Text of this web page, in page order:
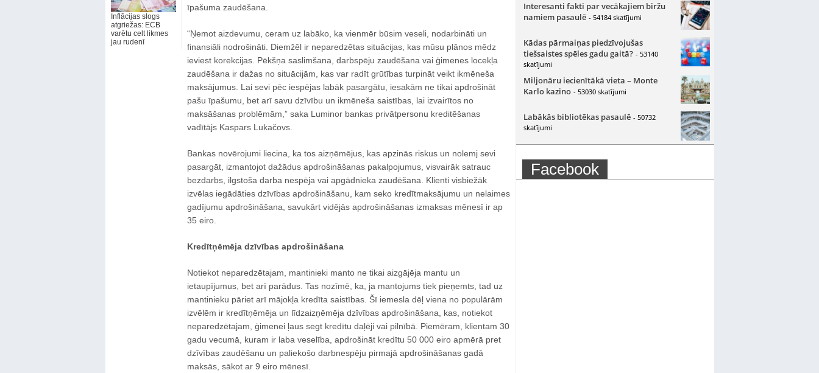
Inflācijas slogs
atgriežas: ECB
varētu celt likmes
jau rudenī
īpašuma zaudēšana.
“Ņemot aizdevumu, ceram uz labāko, ka vienmēr būsim veseli, nodarbināti un
finansiāli nodrošināti. Diemžēl ir neparedzētas situācijas, kas mūsu plānos mēdz
ieviest korekcijas. Pēkšņa saslimšana, darbspēju zaudēšana vai ģimenes locekļa
zaudēšana ir dažas no situācijām, kas var radīt grūtības turpināt veikt ikmēneša
maksājumus. Lai sevi pēc iespējas labāk pasargātu, iesakām ne tikai apdrošināt
pašu īpašumu, bet arī savu dzīvību un ikmēneša saistības, lai izvairītos no
maksāšanas problēmām,” saka Luminor bankas privātpersonu kreditēšanas
vadītājs Kaspars Lukačovs.
Bankas novērojumi liecina, ka tos aizņēmējus, kas apzinās riskus un nolemj sevi
pasargāt, izmantojot dažādus apdrošināšanas pakalpojumus, visvairāk satrauc
bezdarbs, ilgstoša darba nespēja vai apgādnieka zaudēšana. Klienti visbiežāk
izvēlas iegādāties dzīvības apdrošināšanu, kam seko kredītmaksājumu un nelaimes
gadījumu apdrošināšana, savukārt vidējās apdrošināšanas izmaksas mēnesī ir ap
35 eiro.
Kredītņēmēja dzīvības apdrošināšana
Notiekot neparedzētajam, mantinieki manto ne tikai aizgājēja mantu un
ietaupījumus, bet arī parādus. Tas nozīmē, ka, ja mantojums tiek pieņemts, tad uz
mantinieku pāriet arī mājokļa kredīta saistības. Šī iemesla dēļ viena no populārām
izvēlēm ir kredītņēmēja un līdzaizņēmēja dzīvības apdrošināšana, kas, notiekot
neparedzētajam, ģimenei ļaus segt kredītu daļēji vai pilnībā. Piemēram, klientam 30
gadu vecumā, kuram ir laba veselība, apdrošināt kredītu 50 000 eiro apmērā pret
dzīvības zaudēšanu un paliekošo darbnespēju pirmajā apdrošināšanas gadā
maksās, sākot ar 9 eiro mēnesī.
Interesanti fakti par vecākajiem biržu
namiem pasaulē - 54184 skatījumi
Kādas pārmaiņas piedzīvojušas
tiešsaistes spēles gadu gaitā? - 53140
skatījumi
Miljonāru iecienītākā vieta – Monte
Karlo kazino - 53030 skatījumi
Labākās bibliotēkas pasaulē - 50732
skatījumi
Facebook